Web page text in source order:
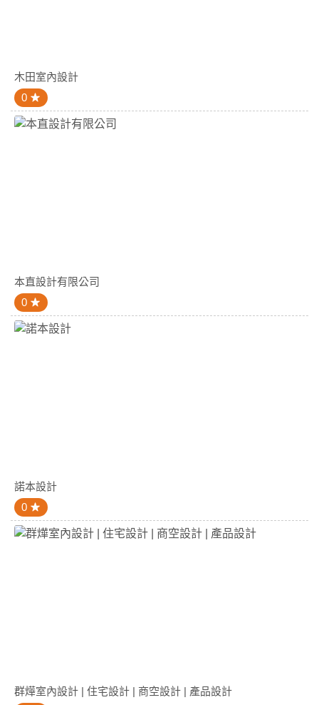
木田室內設計
0
本直設計有限公司
0
諾本設計
0
群燁室內設計 | 住宅設計 | 商空設計 | 產品設計